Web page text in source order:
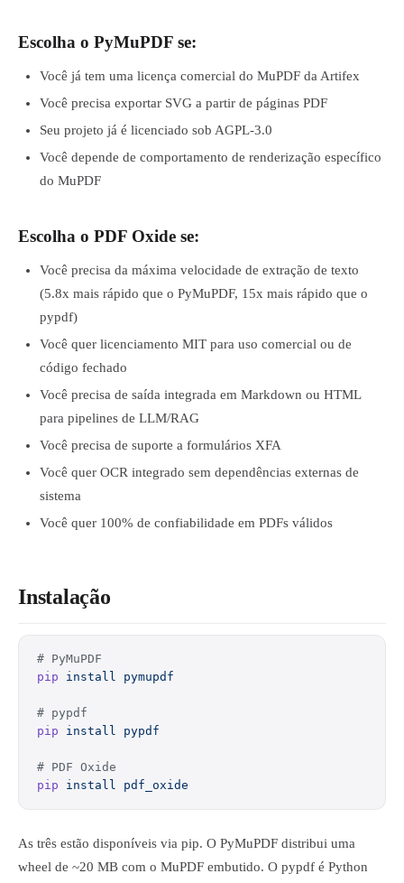
Escolha o PyMuPDF se:
Você já tem uma licença comercial do MuPDF da Artifex
Você precisa exportar SVG a partir de páginas PDF
Seu projeto já é licenciado sob AGPL-3.0
Você depende de comportamento de renderização específico
do MuPDF
Escolha o PDF Oxide se:
Você precisa da máxima velocidade de extração de texto
(5.8x mais rápido que o PyMuPDF, 15x mais rápido que o
pypdf)
Você quer licenciamento MIT para uso comercial ou de
código fechado
Você precisa de saída integrada em Markdown ou HTML
para pipelines de LLM/RAG
Você precisa de suporte a formulários XFA
Você quer OCR integrado sem dependências externas de
sistema
Você quer 100% de confiabilidade em PDFs válidos
Instalação
# PyMuPDF
pip install pymupdf
# pypdf
pip install pypdf
# PDF Oxide
pip install pdf_oxide
As três estão disponíveis via pip. O PyMuPDF distribui uma
wheel de ~20 MB com o MuPDF embutido. O pypdf é Python